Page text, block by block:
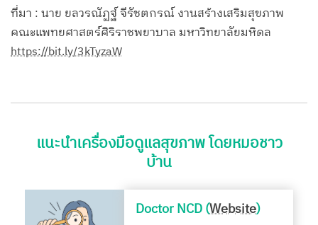
ที่มา : นาย ยลวรณัฏฐ์ จีรัชตกรณ์ งานสร้างเสริมสุขภาพ
คณะแพทยศาสตร์ศิริราชพยาบาล มหาวิทยาลัยมหิดล
https://bit.ly/3kTyzaW
แนะนำเครื่องมือดูแลสุขภาพ โดยหมอชาว
บ้าน
Doctor NCD (Website)